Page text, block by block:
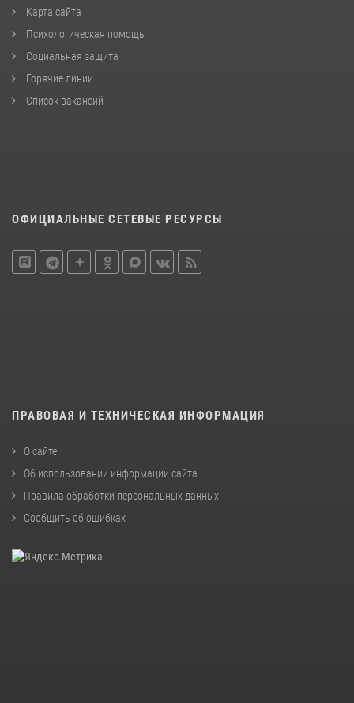
Карта сайта
Психологическая помощь
Социальная защита
Горячие линии
Список вакансий
ОФИЦИАЛЬНЫЕ СЕТЕВЫЕ РЕСУРСЫ
ПРАВОВАЯ И ТЕХНИЧЕСКАЯ ИНФОРМАЦИЯ
О сайте
Об использовании информации сайта
Правила обработки персональных данных
Сообщить об ошибках